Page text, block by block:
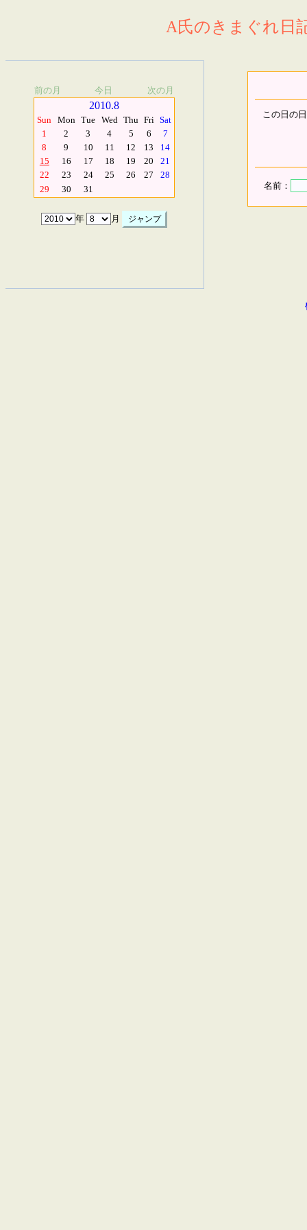
A氏のきまぐれ日
前の月 今日 次の月
2010.8
Sun Mon Tue Wed Thu Fri Sat
1
2 3 4 5 6
7
8
9 10 11 12 13
14
15
16 17 18 19 20
21
22
23 24 25 26 27
28
29
30 31
年 月
この日の
名前：